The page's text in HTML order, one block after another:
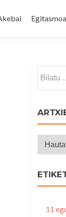
11